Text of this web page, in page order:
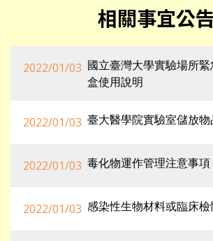
相關事宜公告
2022/01/03 國立臺灣大學實驗場所
盒使用說明
2022/01/03 臺大醫學院實驗室儲放
2022/01/03 毒化物運作管理注意事項
2022/01/03 感染性生物材料或臨床